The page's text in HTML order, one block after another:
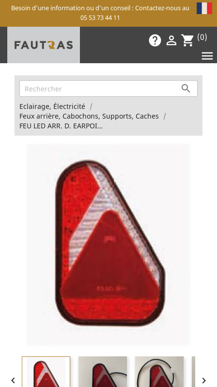
Besoin d’une information ou d’un conseil : Contactez-nous au
05 53 73 44 11
help  shopping_cart (0)


Eclairage, Électricité
Feux arrière, Cabochons, Supports, Caches
FEU LED ARR. D. EARPOINT CONNECTEUR 5P (Montage Aspoeck)
 